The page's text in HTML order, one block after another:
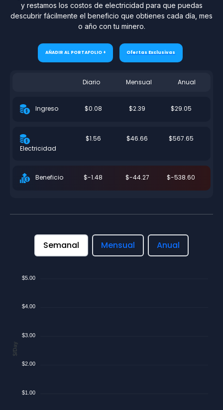
y restamos los costos de electricidad para que puedas
descubrir fácilmente el beneficio que obtienes cada día, mes
o año con tu minero.
AÑADIR AL PORTAFOLIO + Ofertas Exclusivas
Diario Mensual Anual
Ingreso $0.08 $2.39 $29.05
Electricidad
$1.56 $46.66 $567.65
Beneficio $-1.48 $-44.27 $-538.60
Semanal Mensual Anual
$5.00
$4.00
$3.00
$2.00
$1.00
$/Day